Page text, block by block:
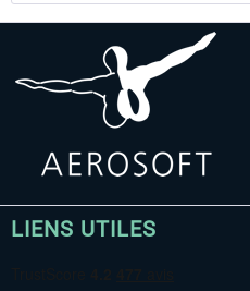
LIENS UTILES